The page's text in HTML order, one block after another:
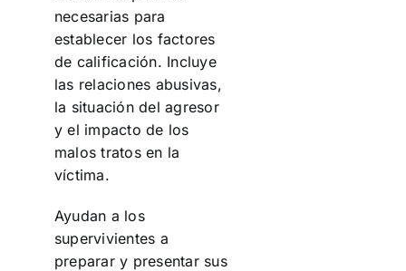
necesarias para
establecer los factores
de calificación. Incluye
las relaciones abusivas,
la situación del agresor
y el impacto de los
malos tratos en la
víctima.
Ayudan a los
supervivientes a
preparar y presentar sus